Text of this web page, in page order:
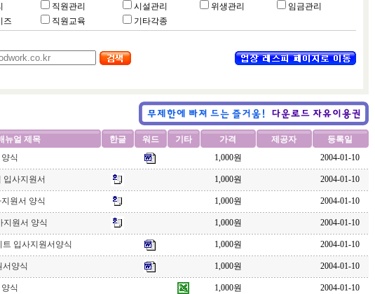
직원관리 시설관리 위생관리
임금관리
즈 직원교육
기타각종
뉴얼 제목 한글 워드 기타 가격 제공자
등록일
식 1,000원 2004-01-10
입사지원서 1,000원 2004-01-10
원서 양식 1,000원 2004-01-10
지원서 양식 1,000원 2004-01-10
입사지원서양식 1,000원 2004-01-10
양식 1,000원 2004-01-10
식 1,000원 2004-01-10